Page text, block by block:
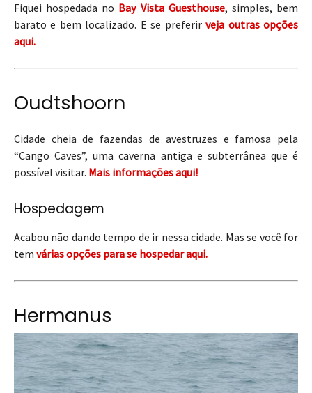
Fiquei hospedada no Bay Vista Guesthouse, simples, bem
barato e bem localizado. E se preferirveja outras opções
aqui.
Oudtshoorn
Cidade cheia de fazendas de avestruzes e famosa pela
“Cango Caves”, uma caverna antiga e subterrânea que é
possível visitar. Mais informações aqui!
Hospedagem
Acabou não dando tempo de ir nessa cidade. Mas se você for
tem várias opções para se hospedar aqui.
Hermanus